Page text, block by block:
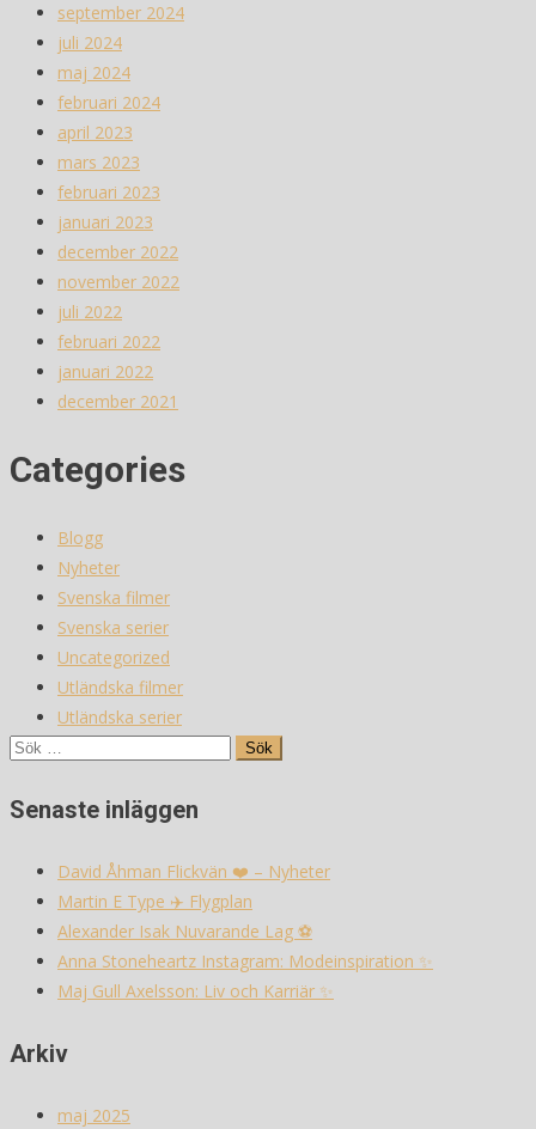
september 2024
juli 2024
maj 2024
februari 2024
april 2023
mars 2023
februari 2023
januari 2023
december 2022
november 2022
juli 2022
februari 2022
januari 2022
december 2021
Categories
Blogg
Nyheter
Svenska filmer
Svenska serier
Uncategorized
Utländska filmer
Utländska serier
Sök
Senaste inläggen
David Åhman Flickvän ❤️ – Nyheter
Martin E Type ✈️ Flygplan
Alexander Isak Nuvarande Lag ⚽️
Anna Stoneheartz Instagram: Modeinspiration ✨
Maj Gull Axelsson: Liv och Karriär ✨
Arkiv
maj 2025